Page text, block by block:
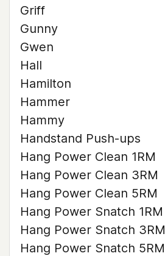
Griff
Gunny
Gwen
Hall
Hamilton
Hammer
Hammy
Handstand Push-ups
Hang Power Clean 1RM
Hang Power Clean 3RM
Hang Power Clean 5RM
Hang Power Snatch 1RM
Hang Power Snatch 3RM
Hang Power Snatch 5RM